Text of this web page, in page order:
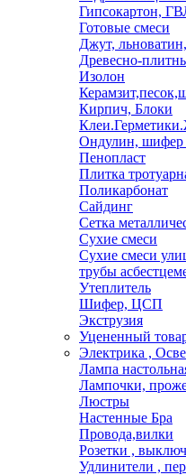
Гипсокартон,
Готовые смеси
Джут,
Древесно-
Изолон
Кирпич, Блоки
Ондулин, шифер
Пенопласт
Плитка
Поликарбонат
Сайдинг
Сетка
Сухие смеси
Сухие смеси
трубы
Утеплитель
Шифер, ЦСП
Экструзия
Уцененный
Электрика ,
Лампа
Лампочки,
Люстры
Настенные Бра
Провода,вилки
Розетки ,
Удлинители ,